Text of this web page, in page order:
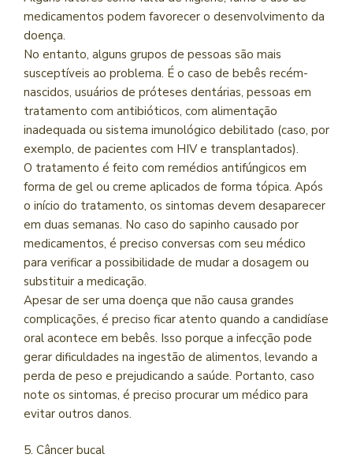
medicamentos podem favorecer o desenvolvimento da
doença.
No entanto, alguns grupos de pessoas são mais
susceptíveis ao problema. É o caso de bebês recém-
nascidos, usuários de próteses dentárias, pessoas em
tratamento com antibióticos, com alimentação
inadequada ou sistema imunológico debilitado (caso, por
exemplo, de pacientes com HIV e transplantados).
O tratamento é feito com remédios antifúngicos em
forma de gel ou creme aplicados de forma tópica. Após
o início do tratamento, os sintomas devem desaparecer
em duas semanas. No caso do sapinho causado por
medicamentos, é preciso conversas com seu médico
para verificar a possibilidade de mudar a dosagem ou
substituir a medicação.
Apesar de ser uma doença que não causa grandes
complicações, é preciso ficar atento quando a candidíase
oral acontece em bebês. Isso porque a infecção pode
gerar dificuldades na ingestão de alimentos, levando a
perda de peso e prejudicando a saúde. Portanto, caso
note os sintomas, é preciso procurar um médico para
evitar outros danos.
5. Câncer bucal